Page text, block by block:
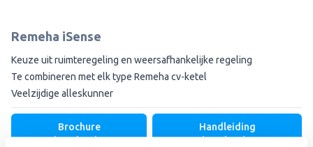
Remeha iSense
Keuze uit ruimteregeling en weersafhankelijke regeling
Te combineren met elk type Remeha cv-ketel
Veelzijdige alleskunner
Brochure
downloaden
Handleiding
downloaden